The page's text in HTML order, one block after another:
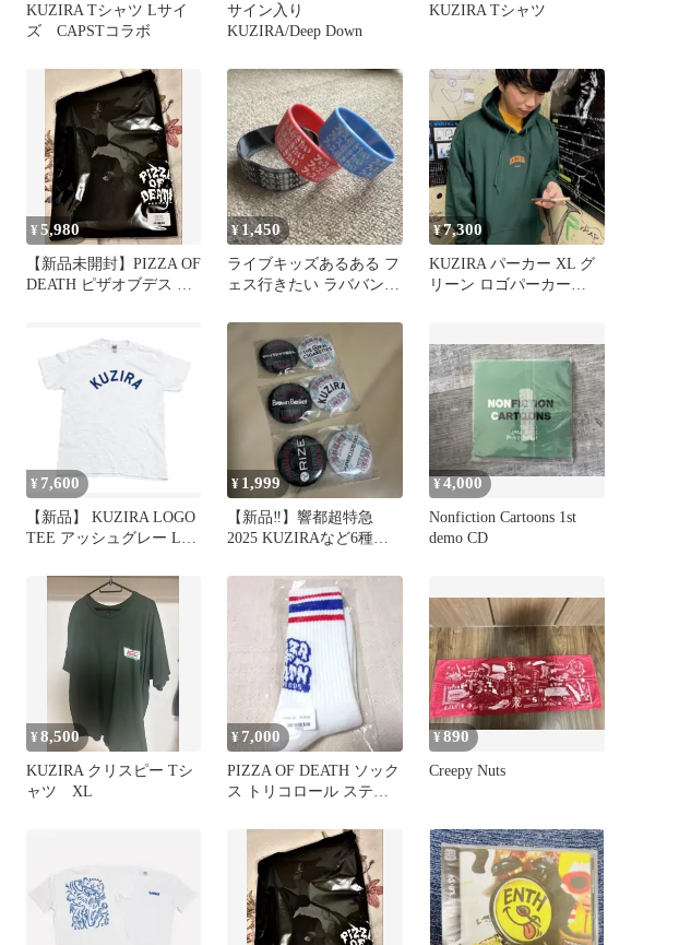
KUZIRA Tシャツ Lサイ
ズ CAPSTコラボ
サイン入り
KUZIRA/Deep Down
KUZIRA Tシャツ
¥5,980
【新品未開封】PIZZA OF
DEATH ピザオブデス T
¥1,450
ライブキッズあるある フ
ェス行きたい ラババン 3
¥7,300
KUZIRA パーカー XL グ
リーン ロゴパーカー
¥ 7,600
【新品】 KUZIRA LOGO
TEE アッシュグレー Lサ
¥ 1,999
【新品‼️】響都超特急
2025 KUZIRAなど6種類3
¥4,000
Nonfiction Cartoons 1st
demo CD
¥8,500
KUZIRA クリスピー Tシ
ャツ XL
¥ 7,000
PIZZA OF DEATH ソック
ス トリコロール ステッ
¥890
Creepy Nuts